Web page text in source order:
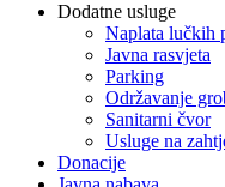
Dodatne usluge
Naplata lučkih
Javna rasvjeta
Parking
Održavanje
Sanitarni čvor
Usluge na
Donacije